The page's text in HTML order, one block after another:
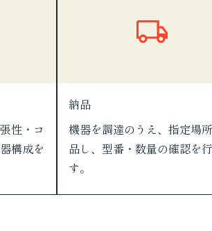
性・コ
構成を
納品
機器を調達のうえ、指定場
品し、型番・数量の確認を
す。